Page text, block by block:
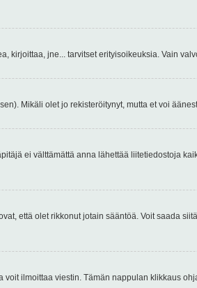
kirjoittaa, jne... tarvitset erityisoikeuksia. Vain
Mikäli olet jo rekisteröitynyt, mutta et voi
ei välttämättä anna lähettää liitetiedostoja
että olet rikkonut jotain sääntöä. Voit saada
ilmoittaa viestin. Tämän nappulan klikkaus